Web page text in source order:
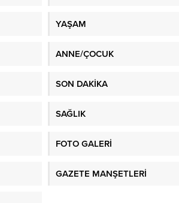
YAŞAM
ANNE/ÇOCUK
SON DAKİKA
SAĞLIK
FOTO GALERİ
GAZETE MANŞETLERİ